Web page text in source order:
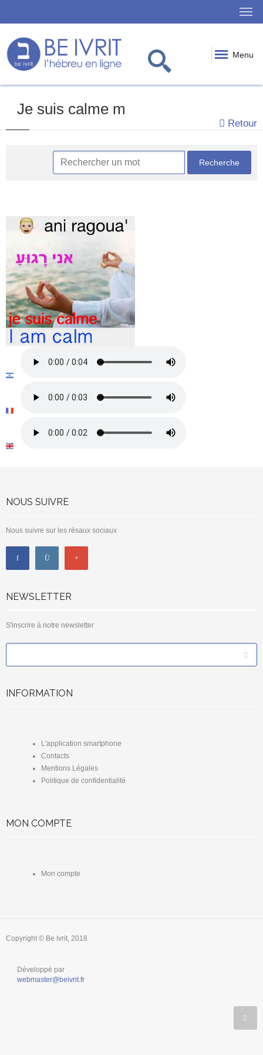
Menu
Je suis calme m
Retour
NOUS SUIVRE
Nous suivre sur les résaux sociaux
NEWSLETTER
S'inscrire à notre newsletter
INFORMATION
L'application smartphone
Contacts
Mentions Légales
Politique de confidentialité
MON COMPTE
Mon compte
Copyright © Be Ivrit, 2018
Développé par
webmaster@beivrit.fr